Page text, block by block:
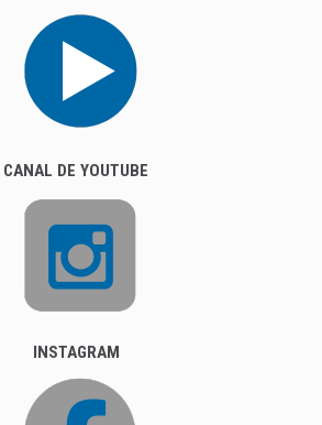
CANAL DE YOUTUBE
INSTAGRAM